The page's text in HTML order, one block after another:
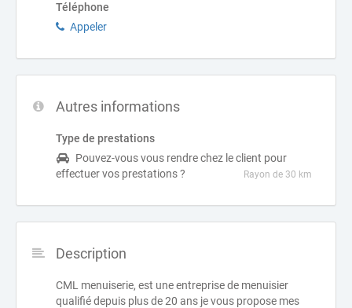
Téléphone
Appeler
Autres informations
Type de prestations
Pouvez-vous vous rendre chez le client pour
effectuer vos prestations ?
Rayon de 30 km
Description
CML menuiserie, est une entreprise de menuisier
qualifié depuis plus de 20 ans je vous propose mes